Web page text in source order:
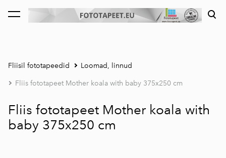
lisati ostukorvi. Vaata ostukorvi
Fliisil fototapeedid Loomad, linnud
Fliis fototapeet Mother koala with baby 375x250 cm
Fliis fototapeet Mother koala with
baby 375x250 cm